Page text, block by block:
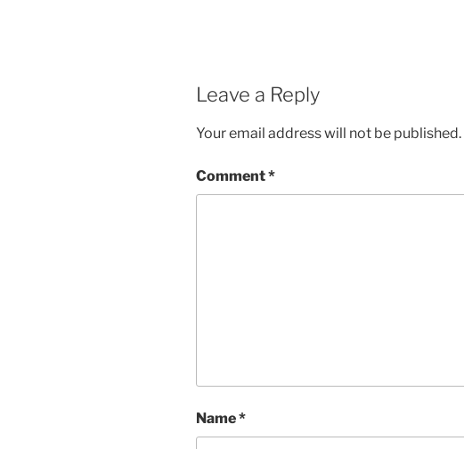
Leave a Reply
Your email address will not be published.
Comment*
Name*